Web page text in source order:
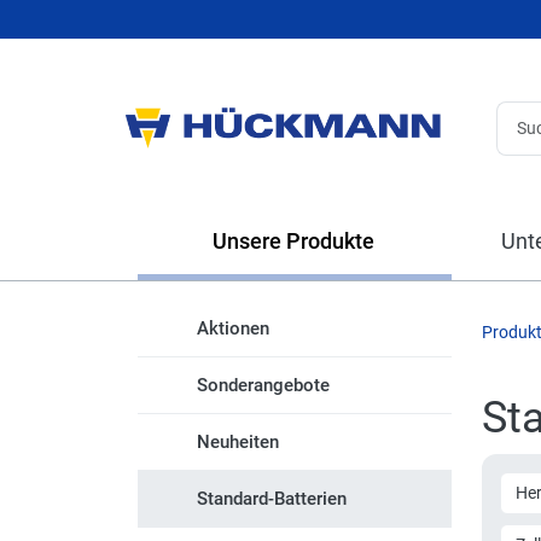
Unsere Produkte
Aktionen
Sonderangebote
Neuheiten
Standard-Batterien